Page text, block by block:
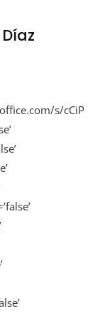
s/cCiP